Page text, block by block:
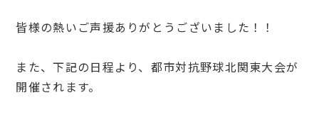
皆様の熱いご声援ありがとうございました！！
また、下記の日程より、都市対抗野球北関東大会が
開催されます。